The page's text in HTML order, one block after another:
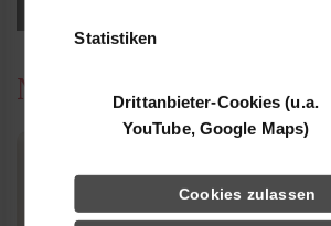
Statistiken
Drittanbieter-Cookies (u.a.
YouTube, Google Maps)
Cookies zulassen
News